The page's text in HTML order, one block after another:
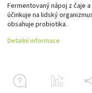
Fermentovaný nápoj z čaje
účinkuje na lidský
obsahuje probiotika.
Detailní informace